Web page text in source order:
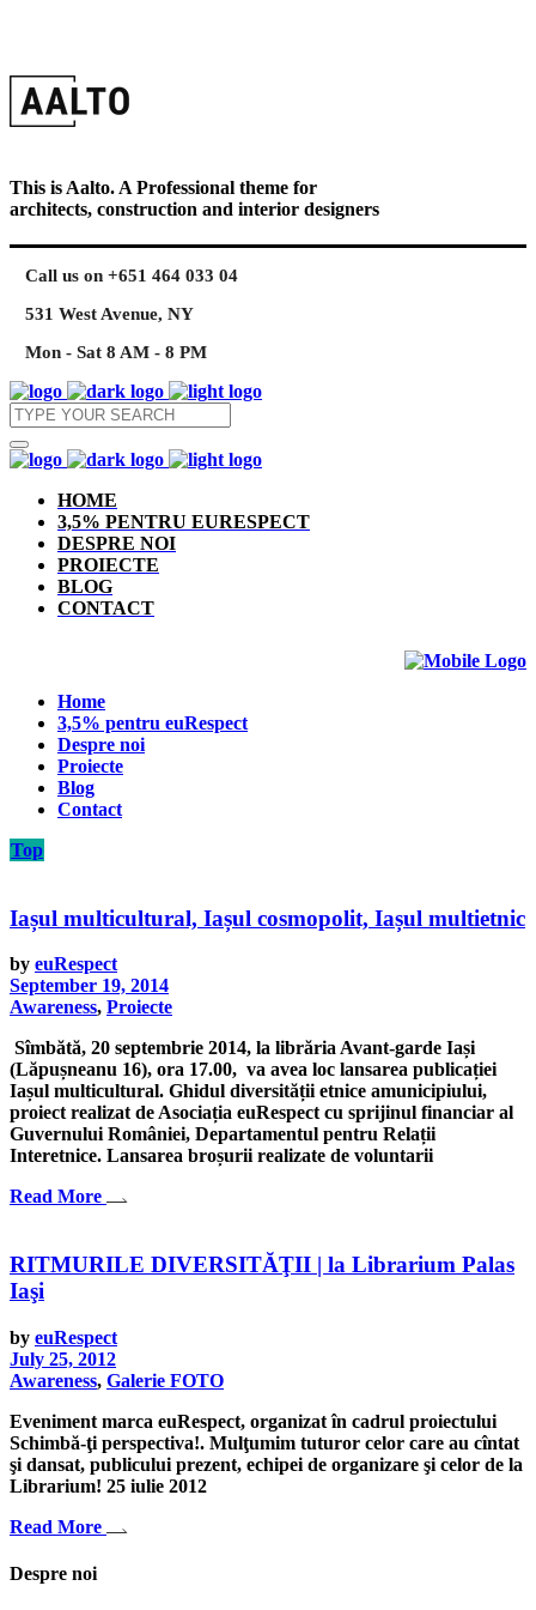
This is Aalto. A Professional theme for
architects, construction and interior designers
Call us on +651 464 033 04
531 West Avenue, NY
Mon - Sat 8 AM - 8 PM
HOME
3,5% PENTRU EURESPECT
DESPRE NOI
PROIECTE
BLOG
CONTACT
Home
3,5% pentru euRespect
Despre noi
Proiecte
Blog
Contact
Top
Iașul multicultural, Iașul cosmopolit, Iașul multietnic
by euRespect
September 19, 2014
Awareness, Proiecte
Sîmbătă, 20 septembrie 2014, la librăria Avant-garde Iași
(Lăpușneanu 16), ora 17.00, va avea loc lansarea publicației
Iașul multicultural. Ghidul diversității etnice amunicipiului,
proiect realizat de Asociația euRespect cu sprijinul financiar al
Guvernului României, Departamentul pentru Relații
Interetnice. Lansarea broșurii realizate de voluntarii
Read More
RITMURILE DIVERSITĂŢII | la Librarium Palas
Iaşi
by euRespect
July 25, 2012
Awareness, Galerie FOTO
Eveniment marca euRespect, organizat în cadrul proiectului
Schimbă-ţi perspectiva!. Mulţumim tuturor celor care au cîntat
şi dansat, publicului prezent, echipei de organizare şi celor de la
Librarium! 25 iulie 2012
Read More
Despre noi